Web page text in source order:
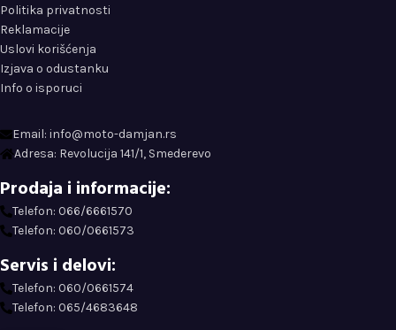
Politika privatnosti
Reklamacije
Uslovi korišćenja
Izjava o odustanku
Info o isporuci
Email: info@moto-damjan.rs
Adresa: Revolucija 141/1, Smederevo
Prodaja i informacije:
Telefon: 066/6661570
Telefon: 060/0661573
Servis i delovi:
Telefon: 060/0661574
Telefon: 065/4683648